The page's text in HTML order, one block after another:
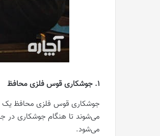
1. جوشکاری قوس فلزی محافظ
جوشکاری قوس فلزی محافظ یک
می‌شوند تا هنگام جوشکاری در
می‌شود.